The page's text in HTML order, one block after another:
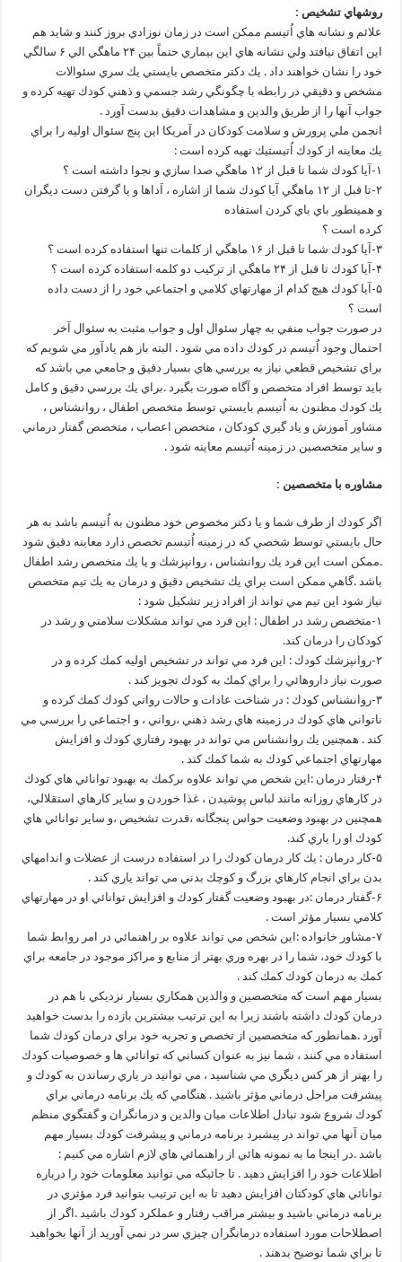
روشهاي تشخيص :
علائم و نشانه هاي اُتيسم ممكن است در زمان نوزادي بروز كنند و شايد هم
اين اتفاق نيافتد ولي نشانه هاي اين بيماري حتماً بين ۲۴ ماهگي الي ۶ سالگي
خود را نشان خواهند داد . يك دكتر متخصص بايستي يك سري سئوالات
مشخص و دقيقي در رابطه با چگونگي رشد جسمي و ذهني كودك تهيه كرده و
جواب آنها را از طريق والدين و مشاهدات دقيق بدست آورد .
انجمن ملي پرورش و سلامت كودكان در آمريكا اين پنج سئوال اوليه را براي
يك معاينه از كودك اُتيستيك تهيه كرده است :
۱-آيا كودك شما تا قبل از ۱۲ ماهگي صدا سازي و نجوا داشته است ؟
۲-تا قبل از ۱۲ ماهگي آيا كودك شما از اشاره ، اَداها و يا گرفتن دست ديگران
و همينطور باي باي كردن استفاده
كرده است ؟
۳-آيا كودك شما تا قبل از ۱۶ ماهگي از كلمات تنها استفاده كرده است ؟
۴-آيا كودك تا قبل از ۲۴ ماهگي از تركيب دو كلمه استفاده كرده است ؟
۵-آيا كودك هيچ كدام از مهارتهاي كلامي و اجتماعي خود را از دست داده
است ؟
در صورت جواب منفي به چهار سئوال اول و جواب مثبت به سئوال آخر
احتمال وجود اُتيسم در كودك داده مي شود . البته باز هم يادآور مي شويم كه
براي تشخيص قطعي نياز به بررسي هاي بسيار دقيق و جامعي مي باشد كه
بايد توسط افراد متخصص و آگاه صورت بگيرد .براي يك بررسي دقيق و كامل
يك كودك مظنون به اُتيسم بايستي توسط متخصص اطفال ، روانشناس ،
مشاور آموزش و ياد گيري كودكان ، متخصص اعصاب ، متخصص گفتار درماني
و ساير متخصصين در زمينه اُتيسم معاينه شود .
مشاوره با متخصصين :
اگر كودك از طرف شما و يا دكتر مخصوص خود مظنون به اُتيسم باشد به هر
حال بايستي توسط شخصي كه در زمينه اُتيسم تخصص دارد معاينه دقيق شود
.ممكن است اين فرد يك روانشناس ، روانپزشك و يا يك متخصص رشد اطفال
باشد .گاهي ممكن است براي يك تشخيص دقيق و درمان به يك تيم متخصص
نياز شود اين تيم مي تواند از افراد زير تشكيل شود :
۱-متخصص رشد در اطفال : اين فرد مي تواند مشكلات سلامتي و رشد در
كودكان را درمان كند.
۲-روانپزشك كودك : اين فرد مي تواند در تشخيص اوليه كمك كرده و در
صورت نياز داروهائي را براي كمك به كودك تجويز كند .
۳-روانشناس كودك : در شناخت عادات و حالات رواني كودك كمك كرده و
ناتواني هاي كودك در زمينه هاي رشد ذهني ،رواني ، و اجتماعي را بررسي مي
كند . همچنين يك روانشناس مي تواند در بهبود رفتاري كودك و افزايش
مهارتهاي اجتماعي كودك به شما كمك كند .
۴-رفتار درمان :اين شخص مي تواند علاوه بركمك به بهبود توانائي هاي كودك
در كارهاي روزانه مانند لباس پوشيدن ، غذا خوردن و ساير كارهاي استقلالي،
همچنين در بهبود وضعيت حواس پنجگانه ،قدرت تشخيص ،و ساير توانائي هاي
كودك او را ياري كند.
۵-كار درمان : يك كار درمان كودك را در استفاده درست از عضلات و اندامهاي
بدن براي انجام كارهاي بزرگ و كوچك بدني مي تواند ياري كند .
۶-گفتار درمان :در بهبود وضعيت گفتار كودك و افزايش توانائي او در مهارتهاي
كلامي بسيار مؤثر است .
۷-مشاور خانواده :اين شخص مي تواند علاوه بر راهنمائي در امر روابط شما
با كودك خود، شما را در بهره وري بهتر از منابع و مراكز موجود در جامعه براي
كمك به درمان كودك كمك كند .
بسيار مهم است كه متخصصين و والدين همكاري بسيار نزديكي با هم در
درمان كودك داشته باشند زيرا به اين ترتيب بيشترين بازده را بدست خواهيد
آورد .همانطور كه متخصصين از تخصص و تجربه خود براي درمان كودك شما
استفاده مي كنند ، شما نيز به عنوان كساني كه توانائي ها و خصوصيات كودك
را بهتر از هر كس ديگري مي شناسيد ، مي توانيد در ياري رساندن به كودك و
پيشرفت مراحل درماني مؤثر باشيد . هنگامي كه يك برنامه درماني براي
كودك شروع شود تبادل اطلاعات ميان والدين و درمانگران و گفتگوي منظم
ميان آنها مي تواند در پيشبرد برنامه درماني و پيشرفت كودك بسيار مهم
باشد .در اينجا ما به نمونه هائي از راهنمائي هاي لازم اشاره مي كنيم :
اطلاعات خود را افزايش دهيد . تا جائيكه مي توانيد معلومات خود را درباره
توانائي هاي كودكتان افزايش دهيد تا به اين ترتيب بتوانيد فرد مؤثري در
برنامه درماني باشيد و بيشتر مراقب رفتار و عملكرد كودك باشيد .اگر از
اصطلاحات مورد استفاده درمانگران چيزي سر در نمي آوريد از آنها بخواهيد
تا براي شما توضيح بدهند .